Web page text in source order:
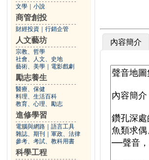
文學 小說
商管創投
財經投資 行銷企管
人文藝坊
宗教、哲學
社會、人文、史地
藝術、美學
電影戲劇
勵志養生
醫療、保健
料理、生活百科
教育、心理、勵志
進修學習
電腦與網路
語言工具
雜誌、期刊
軍政、法律
參考、考試、教科用書
科學工程
內容簡介